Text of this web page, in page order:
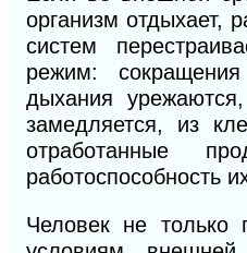
организм отдыхает,
систем
режим:
дыхания урежаются,
замедляется, из
отработанные
работоспособность
Человек не только